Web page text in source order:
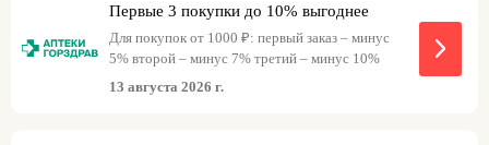
Первые 3 покупки до 10% выгоднее
Для покупок от 1000 ₽: первый заказ – минус
5% второй – минус 7% третий – минус 10%
13 августа 2026 г.